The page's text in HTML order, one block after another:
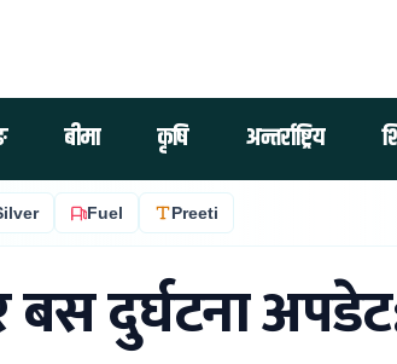
बीमा कृषि अन्तर्राष्ट्रिय
Fuel Preeti
बस दुर्घटना